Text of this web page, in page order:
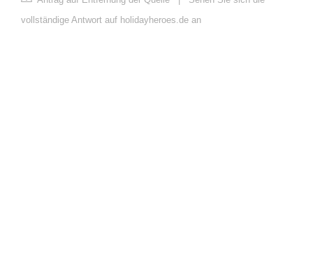
vollständige Antwort auf holidayheroes.de an